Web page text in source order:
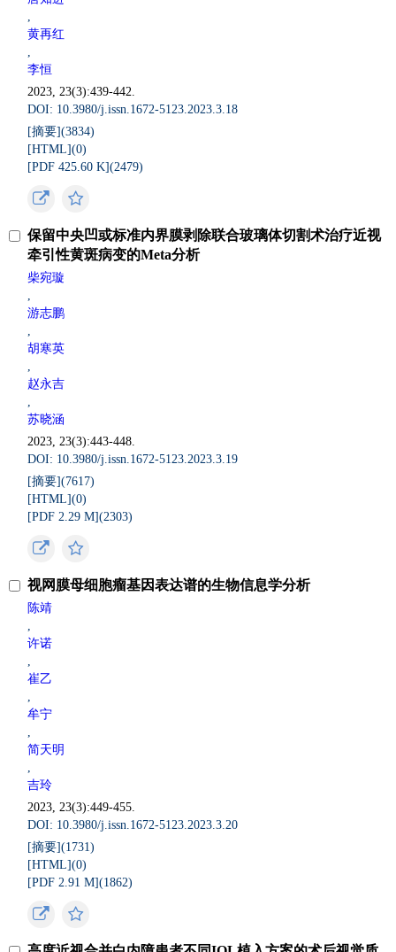
,
黄再红
,
李恒
2023, 23(3):439-442.
DOI: 10.3980/j.issn.1672-5123.2023.3.18
[摘要](3834)
[HTML](0)
[PDF 425.60 K](2479)
保留中央凹或标准内界膜剥除联合玻璃体切割术治疗近视
牵引性黄斑病变的Meta分析
柴宛璇
,
游志鹏
,
胡寒英
,
赵永吉
,
苏晓涵
2023, 23(3):443-448.
DOI: 10.3980/j.issn.1672-5123.2023.3.19
[摘要](7617)
[HTML](0)
[PDF 2.29 M](2303)
视网膜母细胞瘤基因表达谱的生物信息学分析
陈靖
,
许诺
,
崔乙
,
牟宁
,
简天明
,
吉玲
2023, 23(3):449-455.
DOI: 10.3980/j.issn.1672-5123.2023.3.20
[摘要](1731)
[HTML](0)
[PDF 2.91 M](1862)